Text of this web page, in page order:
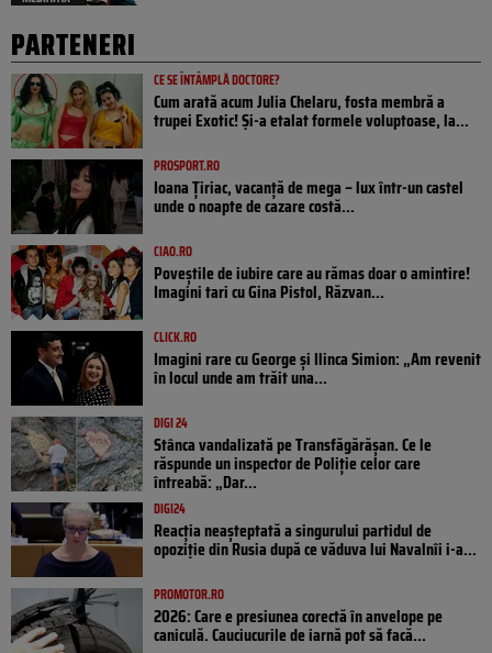
PARTENERI
CE SE ÎNTÂMPLĂ DOCTORE?
Cum arată acum Julia Chelaru, fosta membră a
trupei Exotic! Și-a etalat formele voluptoase, la...
PROSPORT.RO
Ioana Țiriac, vacanță de mega – lux într-un castel
unde o noapte de cazare costă...
CIAO.RO
Poveştile de iubire care au rămas doar o amintire!
Imagini tari cu Gina Pistol, Răzvan...
CLICK.RO
Imagini rare cu George și Ilinca Simion: „Am revenit
în locul unde am trăit una...
DIGI 24
Stânca vandalizată pe Transfăgărășan. Ce le
răspunde un inspector de Poliție celor care
întreabă: „Dar...
DIGI24
Reacția neașteptată a singurului partidul de
opoziţie din Rusia după ce văduva lui Navalnîi i-a...
PROMOTOR.RO
2026: Care e presiunea corectă în anvelope pe
caniculă. Cauciucurile de iarnă pot să facă...